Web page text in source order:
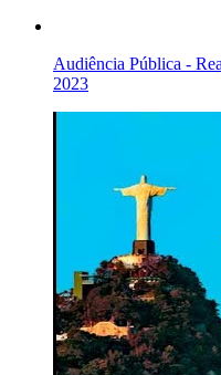
Audiência Pública -
2023